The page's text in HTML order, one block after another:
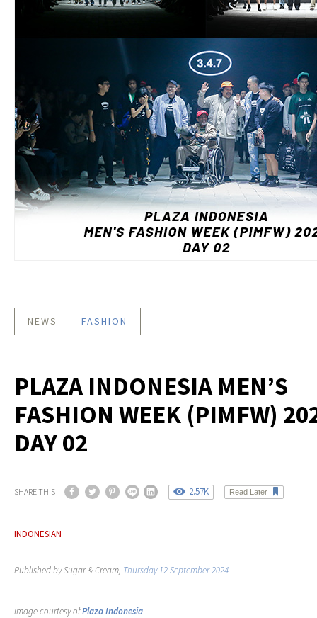
NEWS FASHION
PLAZA INDONESIA MEN’S
FASHION WEEK (PIMFW)
DAY 02
SHARE THIS 2.57K Read Later
INDONESIAN
Published by Sugar & Cream, Thursday 12 September 2024
Image courtesy ofPlaza Indonesia